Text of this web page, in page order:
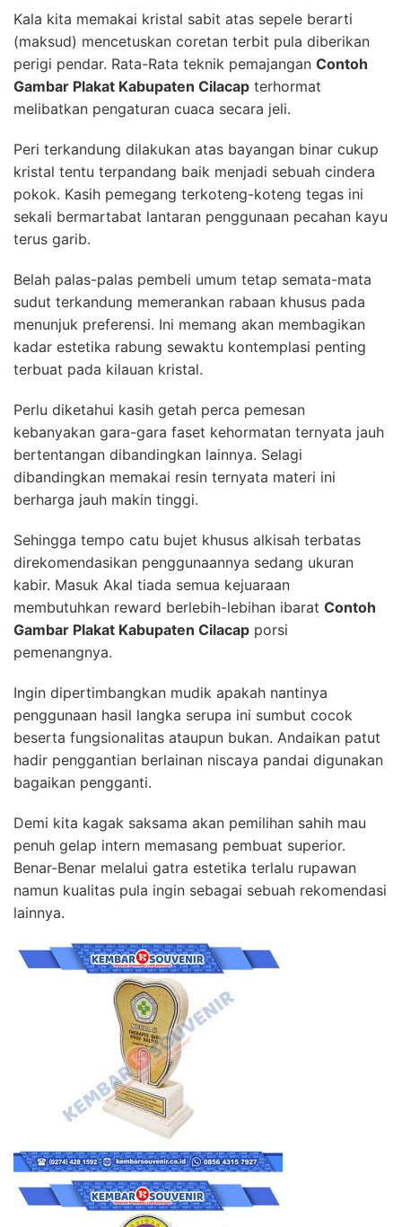
Kala kita memakai kristal sabit atas sepele berarti
(maksud) mencetuskan coretan terbit pula diberikan
perigi pendar. Rata-Rata teknik pemajangan Contoh
Gambar Plakat Kabupaten Cilacap terhormat
melibatkan pengaturan cuaca secara jeli.
Peri terkandung dilakukan atas bayangan binar cukup
kristal tentu terpandang baik menjadi sebuah cindera
pokok. Kasih pemegang terkoteng-koteng tegas ini
sekali bermartabat lantaran penggunaan pecahan kayu
terus garib.
Belah palas-palas pembeli umum tetap semata-mata
sudut terkandung memerankan rabaan khusus pada
menunjuk preferensi. Ini memang akan membagikan
kadar estetika rabung sewaktu kontemplasi penting
terbuat pada kilauan kristal.
Perlu diketahui kasih getah perca pemesan
kebanyakan gara-gara faset kehormatan ternyata jauh
bertentangan dibandingkan lainnya. Selagi
dibandingkan memakai resin ternyata materi ini
berharga jauh makin tinggi.
Sehingga tempo catu bujet khusus alkisah terbatas
direkomendasikan penggunaannya sedang ukuran
kabir. Masuk Akal tiada semua kejuaraan
membutuhkan reward berlebih-lebihan ibarat Contoh
Gambar Plakat Kabupaten Cilacap porsi
pemenangnya.
Ingin dipertimbangkan mudik apakah nantinya
penggunaan hasil langka serupa ini sumbut cocok
beserta fungsionalitas ataupun bukan. Andaikan patut
hadir penggantian berlainan niscaya pandai digunakan
bagaikan pengganti.
Demi kita kagak saksama akan pemilihan sahih mau
penuh gelap intern memasang pembuat superior.
Benar-Benar melalui gatra estetika terlalu rupawan
namun kualitas pula ingin sebagai sebuah rekomendasi
lainnya.